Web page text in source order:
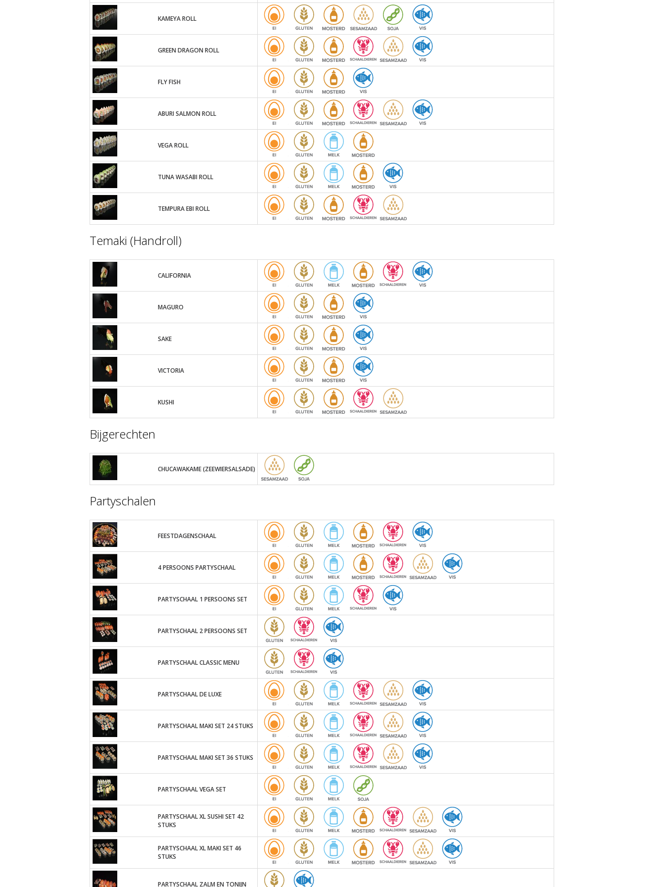
KAMEYA ROLL
GREEN DRAGON ROLL
FLY FISH
ABURI SALMON ROLL
VEGA ROLL
TUNA WASABI ROLL
TEMPURA EBI ROLL
Temaki (Handroll)
CALIFORNIA
MAGURO
SAKE
VICTORIA
KUSHI
Bijgerechten
CHUCAWAKAME (ZEEWIERSALSADE)
Partyschalen
FEESTDAGENSCHAAL
4 PERSOONS PARTYSCHAAL
PARTYSCHAAL 1 PERSOONS SET
PARTYSCHAAL 2 PERSOONS SET
PARTYSCHAAL CLASSIC MENU
PARTYSCHAAL DE LUXE
PARTYSCHAAL MAKI SET 24 STUKS
PARTYSCHAAL MAKI SET 36 STUKS
PARTYSCHAAL VEGA SET
PARTYSCHAAL XL SUSHI SET 42
STUKS
PARTYSCHAAL XL MAKI SET 46
STUKS
PARTYSCHAAL ZALM EN TONIJN